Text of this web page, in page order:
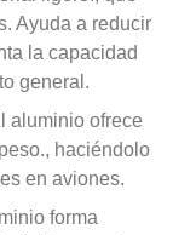
Ayuda a reducir
la capacidad
general.
aluminio ofrece
haciéndolo
en aviones.
forma